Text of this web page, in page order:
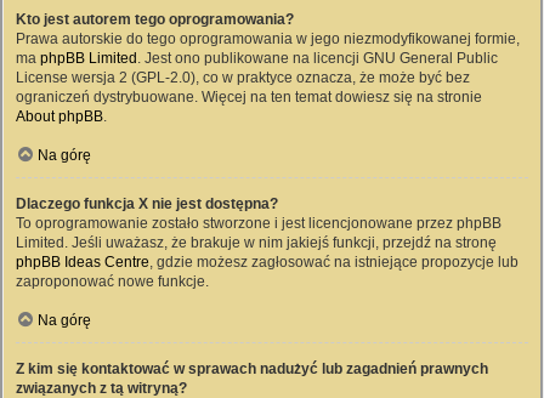
Kto jest autorem tego oprogramowania?
Prawa autorskie do tego oprogramowania w jego niezmodyfikowanej formie,
ma phpBB Limited . Jest ono publikowane na licencji GNU General Public
License wersja 2 (GPL-2.0), co w praktyce oznacza, że może być bez
ograniczeń dystrybuowane. Więcej na ten temat dowiesz się na stronie
About phpBB.
Na górę
Dlaczego funkcja X nie jest dostępna?
To oprogramowanie zostało stworzone i jest licencjonowane przez phpBB
Limited. Jeśli uważasz, że brakuje w nim jakiejś funkcji, przejdź na stronę
phpBB Ideas Centre, gdzie możesz zagłosować na istniejące propozycje lub
zaproponować nowe funkcje.
Na górę
Z kim się kontaktować w sprawach nadużyć lub zagadnień prawnych
związanych z tą witryną?